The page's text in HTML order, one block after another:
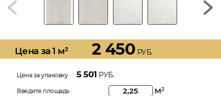
Цена за 1 м² 2 450 РУБ.
Цена за упаковку 5 501 РУБ.
Введите площадь м2